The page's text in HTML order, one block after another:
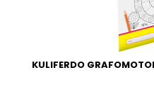
KULIFERDO